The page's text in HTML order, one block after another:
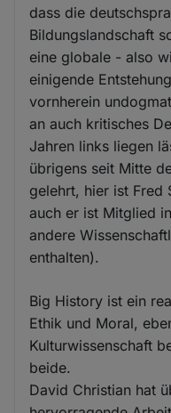
dass die
Bildungslandschaft
eine globale - also
einigende
vornherein
an auch kritisches
Jahren links liegen
übrigens seit Mitte
gelehrt, hier ist Fred
auch er ist Mitglied
andere
enthalten).
Big History ist ein
Ethik und Moral,
Kulturwissenschaft
beide.
David Christian hat